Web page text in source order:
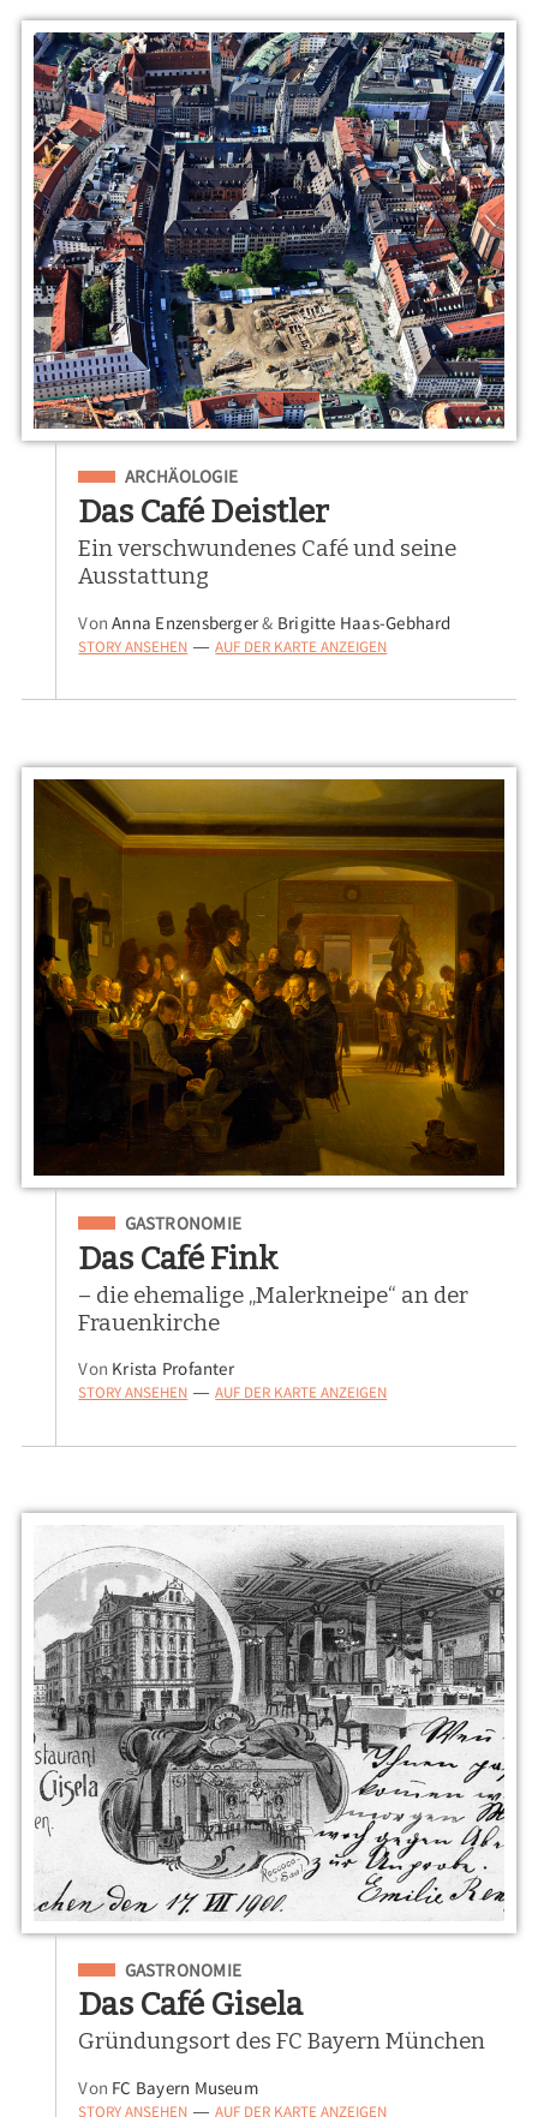
Eingeordnet unter
ARCHÄOLOGIE
Das Café Deistler
Ein verschwundenes Café und seine
Ausstattung
VonAnna Enzensberger& Brigitte Haas-Gebhard
STORY ANSEHEN — AUF DER KARTE ANZEIGEN
Eingeordnet unter
GASTRONOMIE
Das Café Fink
– die ehemalige „Malerkneipe“ an der
Frauenkirche
Von Krista Profanter
STORY ANSEHEN — AUF DER KARTE ANZEIGEN
Eingeordnet unter
GASTRONOMIE
Das Café Gisela
Gründungsort des FC Bayern München
Von FC Bayern Museum
STORY ANSEHEN — AUF DER KARTE ANZEIGEN